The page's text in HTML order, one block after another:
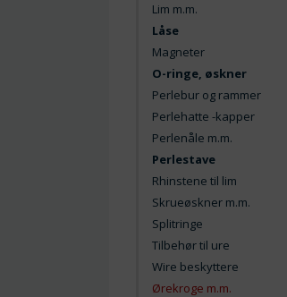
Lim m.m.
Låse
Magneter
O-ringe, øskner
Perlebur og rammer
Perlehatte -kapper
Perlenåle m.m.
Perlestave
Rhinstene til lim
Skrueøskner m.m.
Splitringe
Tilbehør til ure
Wire beskyttere
Ørekroge m.m.